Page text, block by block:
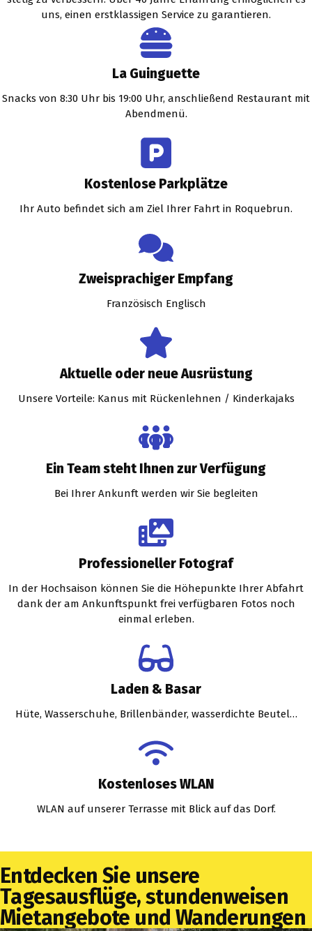
uns, einen erstklassigen Service zu garantieren.
La Guinguette
Snacks von 8:30 Uhr bis 19:00 Uhr, anschließend Restaurant mit
Abendmenü.
Kostenlose Parkplätze
Ihr Auto befindet sich am Ziel Ihrer Fahrt in Roquebrun.
Zweisprachiger Empfang
Französisch Englisch
Aktuelle oder neue Ausrüstung
Unsere Vorteile: Kanus mit Rückenlehnen / Kinderkajaks
Ein Team steht Ihnen zur Verfügung
Bei Ihrer Ankunft werden wir Sie begleiten
Professioneller Fotograf
In der Hochsaison können Sie die Höhepunkte Ihrer Abfahrt
dank der am Ankunftspunkt frei verfügbaren Fotos noch
einmal erleben.
Laden & Basar
Hüte, Wasserschuhe, Brillenbänder, wasserdichte Beutel…
Kostenloses WLAN
WLAN auf unserer Terrasse mit Blick auf das Dorf.
Entdecken Sie unsere
Tagesausflüge, stundenweisen
Mietangebote und Wanderungen